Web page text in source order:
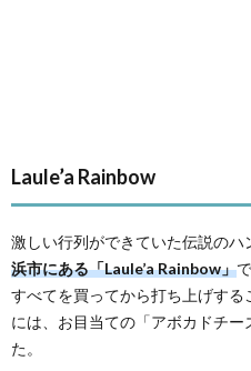
Laule’a Rainbow
激しい行列ができていた伝説のハ
浜市にある「Laule’a Rainbow」
すべてを買ってから打ち上げす
には、お目当ての「アボカドチ
た。